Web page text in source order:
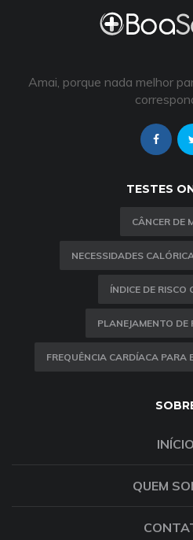
Amai, porque nada melhor
TESTES
CÂNCER DE
NECESSIDADES
ÍNDICE DE RISCO
PLANEJAMENTO DE
FREQUÊNCIA CARDÍACA PARA
INÍCIO
QUEM